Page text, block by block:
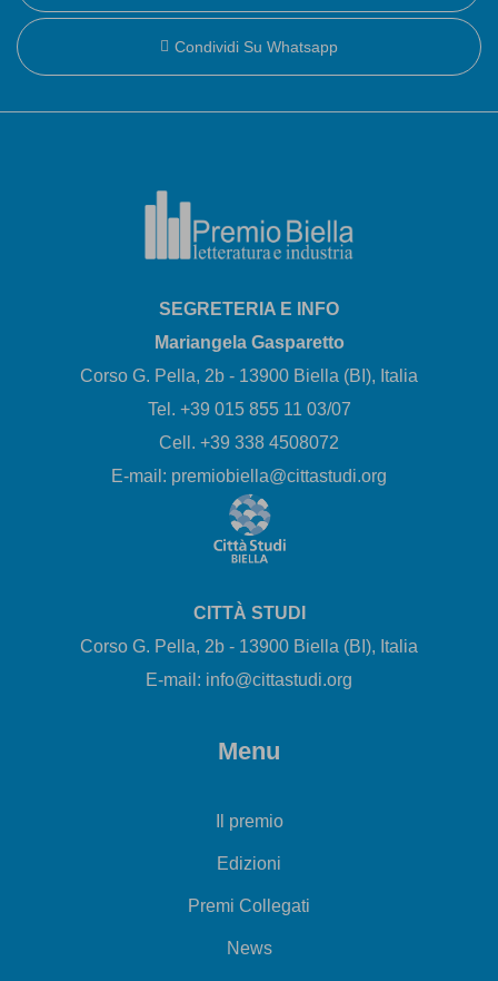
Condividi Su Whatsapp
SEGRETERIA E INFO
Mariangela Gasparetto
Corso G. Pella, 2b - 13900 Biella (BI), Italia
Tel. +39 015 855 11 03/07
Cell. +39 338 4508072
E-mail: premiobiella@cittastudi.org
CITTÀ STUDI
Corso G. Pella, 2b - 13900 Biella (BI), Italia
E-mail: info@cittastudi.org
Menu
Il premio
Edizioni
Premi Collegati
News